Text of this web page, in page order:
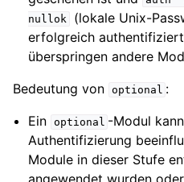
nullok
(lokale Unix-
erfolgreich
überspringen andere
Bedeutung von optional :
Ein optional -Modul
Authentifizierung
Module in dieser Stufe
angewendet wurden